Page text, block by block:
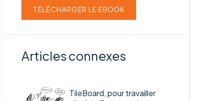
TÉLÉCHARGER LE EBOOK
Articles connexes
TileBoard, pour travailler